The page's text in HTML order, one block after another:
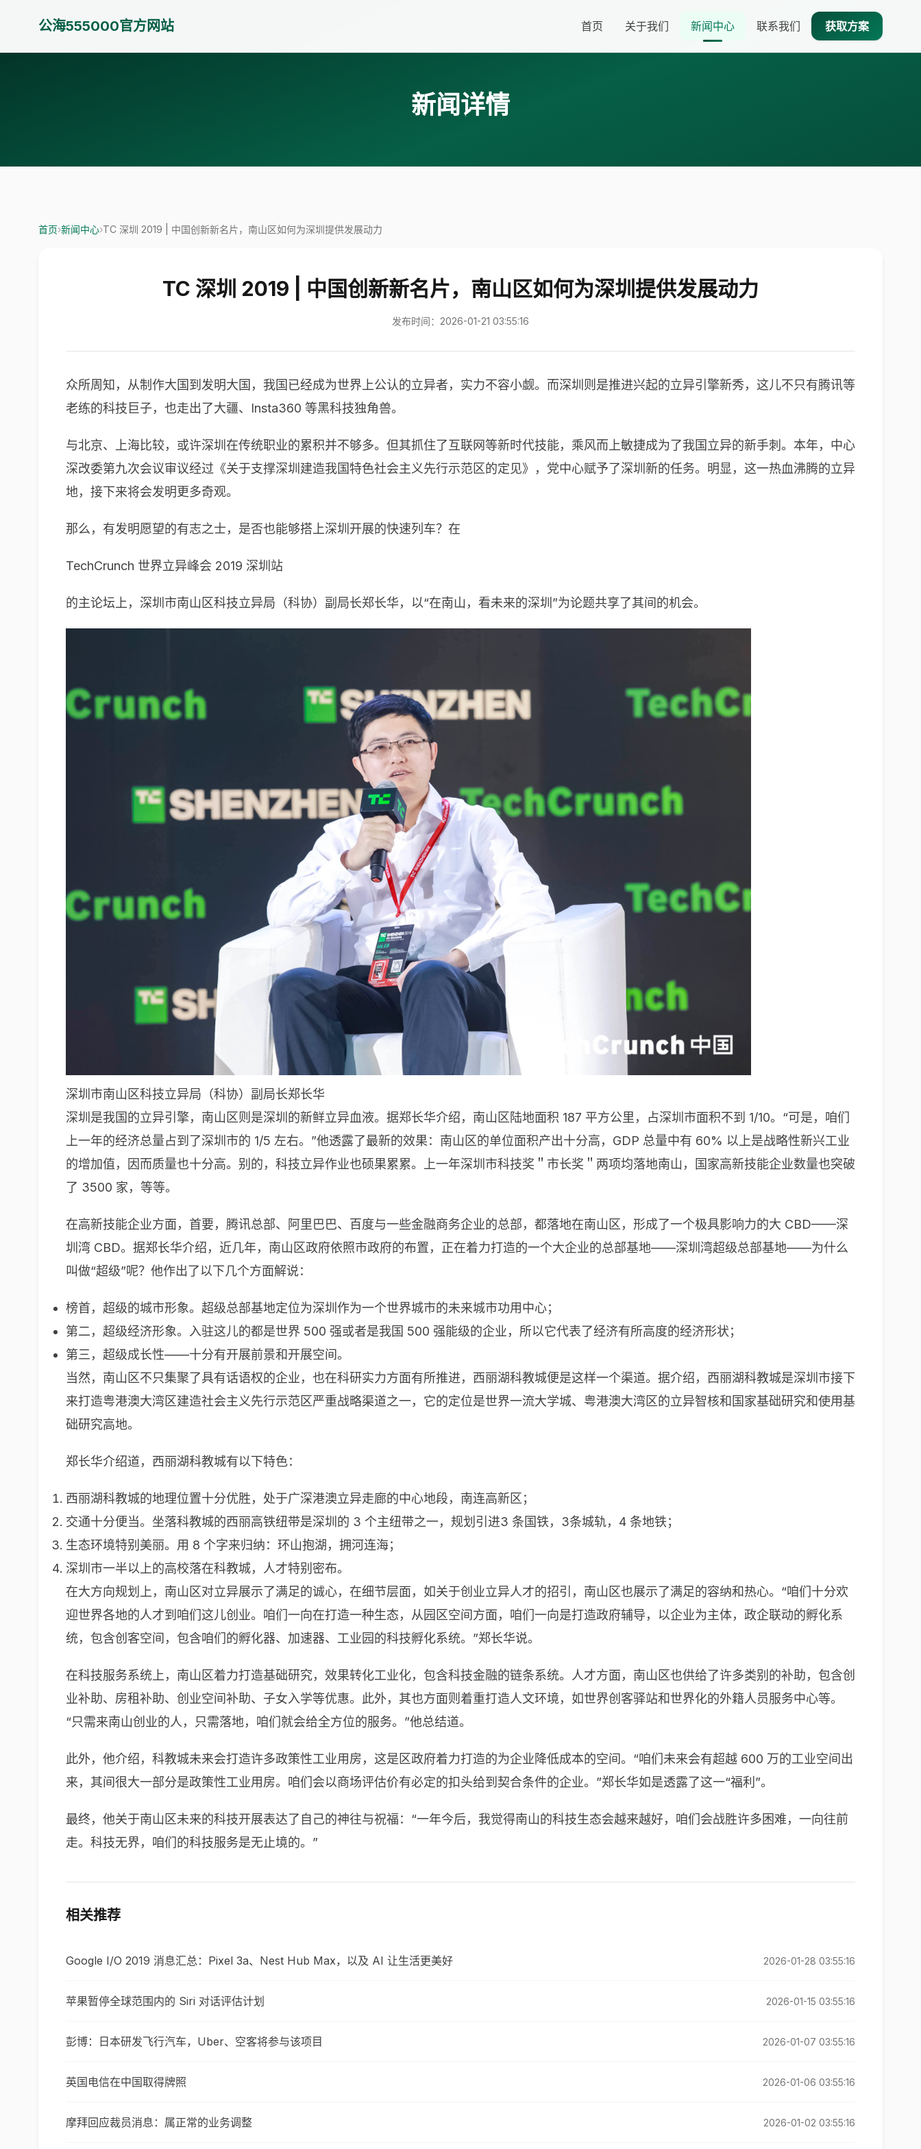
公海555000官方网站 首页 关于我们 新闻中心 联系我们 获取方案
新闻详情
首页›新闻中心›TC 深圳 2019 | 中国创新新名片，南山区如何为深圳提供发展动力
TC 深圳 2019 | 中国创新新名片，南山区如何为深圳提供发展动力
发布时间：2026-01-21 03:55:16
众所周知，从制作大国到发明大国，我国已经成为世界上公认的立异者，实力不容小觑。而深圳则是推进兴起的立异引擎新秀，这儿不只有腾讯等
老练的科技巨子，也走出了大疆、Insta360 等黑科技独角兽。
与北京、上海比较，或许深圳在传统职业的累积并不够多。但其抓住了互联网等新时代技能，乘风而上敏捷成为了我国立异的新手刺。本年，中心
深改委第九次会议审议经过《关于支撑深圳建造我国特色社会主义先行示范区的定见》，党中心赋予了深圳新的任务。明显，这一热血沸腾的立异
地，接下来将会发明更多奇观。
那么，有发明愿望的有志之士，是否也能够搭上深圳开展的快速列车？在
TechCrunch 世界立异峰会 2019 深圳站
的主论坛上，深圳市南山区科技立异局（科协）副局长郑长华，以“在南山，看未来的深圳”为论题共享了其间的机会。
深圳市南山区科技立异局（科协）副局长郑长华
深圳是我国的立异引擎，南山区则是深圳的新鲜立异血液。据郑长华介绍，南山区陆地面积 187 平方公里，占深圳市面积不到 1/10。“可是，咱们
上一年的经济总量占到了深圳市的 1/5 左右。”他透露了最新的效果：南山区的单位面积产出十分高，GDP 总量中有 60% 以上是战略性新兴工业
的增加值，因而质量也十分高。别的，科技立异作业也硕果累累。上一年深圳市科技奖＂市长奖＂两项均落地南山，国家高新技能企业数量也突破
了 3500 家，等等。
在高新技能企业方面，首要，腾讯总部、阿里巴巴、百度与一些金融商务企业的总部，都落地在南山区，形成了一个极具影响力的大 CBD——深
圳湾 CBD。据郑长华介绍，近几年，南山区政府依照市政府的布置，正在着力打造的一个大企业的总部基地——深圳湾超级总部基地——为什么
叫做“超级”呢？他作出了以下几个方面解说：
榜首，超级的城市形象。超级总部基地定位为深圳作为一个世界城市的未来城市功用中心；
第二，超级经济形象。入驻这儿的都是世界 500 强或者是我国 500 强能级的企业，所以它代表了经济有所高度的经济形状；
第三，超级成长性——十分有开展前景和开展空间。
当然，南山区不只集聚了具有话语权的企业，也在科研实力方面有所推进，西丽湖科教城便是这样一个渠道。据介绍，西丽湖科教城是深圳市接下
来打造粤港澳大湾区建造社会主义先行示范区严重战略渠道之一，它的定位是世界一流大学城、粤港澳大湾区的立异智核和国家基础研究和使用基
础研究高地。
郑长华介绍道，西丽湖科教城有以下特色：
西丽湖科教城的地理位置十分优胜，处于广深港澳立异走廊的中心地段，南连高新区；
交通十分便当。坐落科教城的西丽高铁纽带是深圳的 3 个主纽带之一，规划引进3 条国铁，3条城轨，4 条地铁；
生态环境特别美丽。用 8 个字来归纳：环山抱湖，拥河连海；
深圳市一半以上的高校落在科教城，人才特别密布。
在大方向规划上，南山区对立异展示了满足的诚心，在细节层面，如关于创业立异人才的招引，南山区也展示了满足的容纳和热心。“咱们十分欢
迎世界各地的人才到咱们这儿创业。咱们一向在打造一种生态，从园区空间方面，咱们一向是打造政府辅导，以企业为主体，政企联动的孵化系
统，包含创客空间，包含咱们的孵化器、加速器、工业园的科技孵化系统。”郑长华说。
在科技服务系统上，南山区着力打造基础研究，效果转化工业化，包含科技金融的链条系统。人才方面，南山区也供给了许多类别的补助，包含创
业补助、房租补助、创业空间补助、子女入学等优惠。此外，其也方面则着重打造人文环境，如世界创客驿站和世界化的外籍人员服务中心等。
“只需来南山创业的人，只需落地，咱们就会给全方位的服务。”他总结道。
此外，他介绍，科教城未来会打造许多政策性工业用房，这是区政府着力打造的为企业降低成本的空间。“咱们未来会有超越 600 万的工业空间出
来，其间很大一部分是政策性工业用房。咱们会以商场评估价有必定的扣头给到契合条件的企业。”郑长华如是透露了这一“福利”。
最终，他关于南山区未来的科技开展表达了自己的神往与祝福：“一年今后，我觉得南山的科技生态会越来越好，咱们会战胜许多困难，一向往前
走。科技无界，咱们的科技服务是无止境的。”
相关推荐
Google I/O 2019 消息汇总：Pixel 3a、Nest Hub Max，以及 AI 让生活更美好 2026-01-28 03:55:16
苹果暂停全球范围内的 Siri 对话评估计划 2026-01-15 03:55:16
彭博：日本研发飞行汽车，Uber、空客将参与该项目 2026-01-07 03:55:16
英国电信在中国取得牌照 2026-01-06 03:55:16
摩拜回应裁员消息：属正常的业务调整 2026-01-02 03:55:16